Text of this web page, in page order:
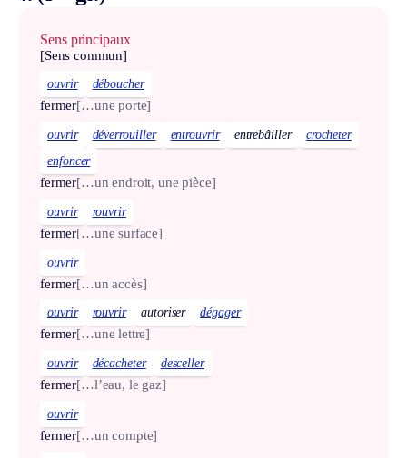
Sens principaux
[Sens commun]
ouvrir déboucher
fermer[…une porte]
ouvrir déverrouiller entrouvrir entrebâiller
crocheter
enfoncer
fermer[…un endroit, une pièce]
ouvrir rouvrir
fermer[…une surface]
ouvrir
fermer[…un accès]
ouvrir rouvrir autoriser dégager
fermer[…une lettre]
ouvrir décacheter desceller
fermer[…l’eau, le gaz]
ouvrir
fermer[…un compte]